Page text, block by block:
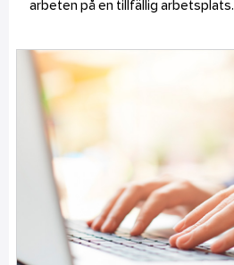
arbeten på en tillfällig arbetsplats.